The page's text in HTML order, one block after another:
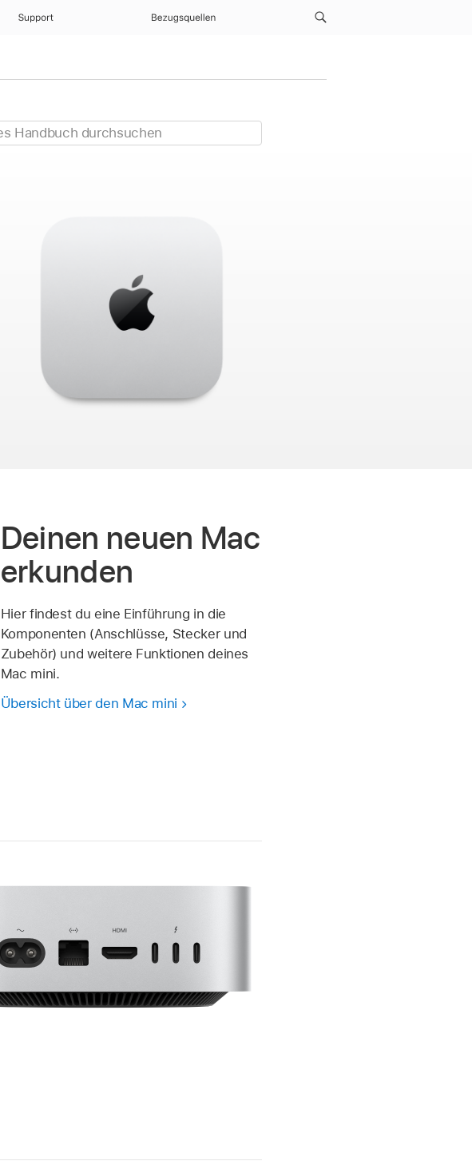
Support Bezugsquellen
Deinen neuen Mac
erkunden
Hier findest du eine Einführung in die
Komponenten (Anschlüsse, Stecker und
Zubehör) und weitere Funktionen deines
Mac mini.
Übersicht über den Mac mini